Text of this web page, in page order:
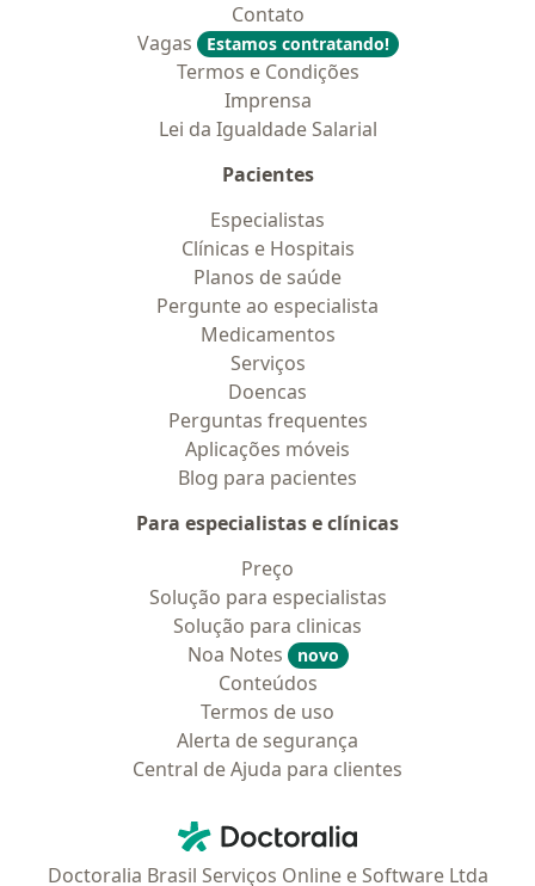
Contato
Vagas
Estamos contratando!
Termos e Condições
Imprensa
Lei da Igualdade Salarial
Pacientes
Especialistas
Clínicas e Hospitais
Planos de saúde
Pergunte ao especialista
Medicamentos
Serviços
Doencas
Perguntas frequentes
Aplicações móveis
Blog para pacientes
Para especialistas e clínicas
Preço
Solução para especialistas
Solução para clinicas
Noa Notes
novo
Conteúdos
Termos de uso
Alerta de segurança
Central de Ajuda para clientes
Doctoralia - Homepage
Doctoralia Brasil Serviços Online e Software Ltda